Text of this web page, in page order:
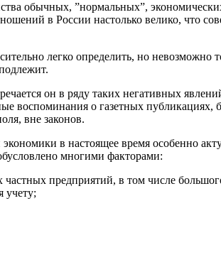
обычных, ”нормальных”,
в России настолько велико, что
легко определить, но невозможно
он в ряду таких негативных
воспоминания о газетных
вне законов.
в настоящее время особенно
многими факторами:
частных предприятий, в том числе
учету;